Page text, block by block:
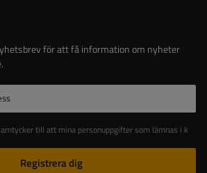
för att få information om nyheter
som lämnas i kontaktformuläret behandlas i enlighet med Europaparlamentets och rådets förordning (EU).
Registrera dig